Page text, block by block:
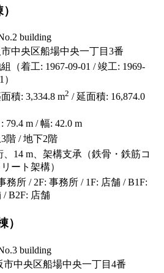
中央区船場中央一丁目3番
（着工: 1967-09-01 / 竣工: 1969-
積: 3,334.8 m2 / 延面積: 16,874.0
79.4 m / 幅: 42.0 m
階 / 地下2階
、14 m、架構支承（鉄骨・鉄筋コ
ート架構）
務所 / 2F: 事務所 / 1F: 店舗 / B1F:
/ B2F: 店舗
）
市中央区船場中央一丁目4番